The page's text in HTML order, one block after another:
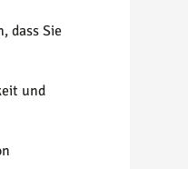
dass Sie
und